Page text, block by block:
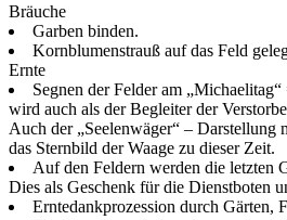
Bräuche
Garben binden.
Kornblumenstrauß auf das Feld
Ernte
Segnen der Felder am
wird auch als der Begleiter der
Auch der „Seelenwäger“ – Darstellung
das Sternbild der Waage zu dieser Zeit.
Auf den Feldern werden die letzten
Dies als Geschenk für die Dienstboten
Erntedankprozession durch Gärten,